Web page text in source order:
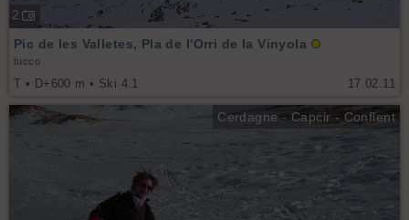
2
17.02.11
Pic de les Valletes, Pla de l'Orri de la Vinyola
tucco
T • D+600 m • Ski 4.1
Cerdagne - Capcir - Conflent